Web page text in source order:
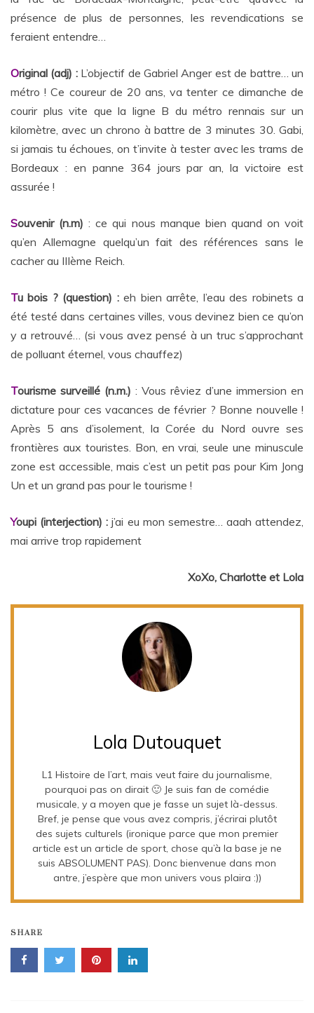
présence de plus de personnes, les revendications se
feraient entendre…
Original (adj) :L’objectif de Gabriel Anger est de battre… un
métro ! Ce coureur de 20 ans, va tenter ce dimanche de
courir plus vite que la ligne B du métro rennais sur un
kilomètre, avec un chrono à battre de 3 minutes 30. Gabi,
si jamais tu échoues, on t’invite à tester avec les trams de
Bordeaux : en panne 364 jours par an, la victoire est
assurée !
Souvenir (n.m) : ce qui nous manque bien quand on voit
qu’en Allemagne quelqu’un fait des références sans le
cacher au IIIème Reich.
Tu bois ? (question) :eh bien arrête, l’eau des robinets a
été testé dans certaines villes, vous devinez bien ce qu’on
y a retrouvé… (si vous avez pensé à un truc s’approchant
de polluant éternel, vous chauffez)
Tourisme surveillé (n.m.) : Vous rêviez d’une immersion en
dictature pour ces vacances de février ? Bonne nouvelle !
Après 5 ans d’isolement, la Corée du Nord ouvre ses
frontières aux touristes. Bon, en vrai, seule une minuscule
zone est accessible, mais c’est un petit pas pour Kim Jong
Un et un grand pas pour le tourisme !
Youpi (interjection) : j’ai eu mon semestre… aaah attendez,
mai arrive trop rapidement
XoXo, Charlotte et Lola
Lola Dutouquet
L1 Histoire de l’art, mais veut faire du journalisme,
pourquoi pas on dirait 🙂 Je suis fan de comédie
musicale, y a moyen que je fasse un sujet là-dessus.
Bref, je pense que vous avez compris, j’écrirai plutôt
des sujets culturels (ironique parce que mon premier
article est un article de sport, chose qu’à la base je ne
suis ABSOLUMENT PAS). Donc bienvenue dans mon
antre, j’espère que mon univers vous plaira :))
SHARE